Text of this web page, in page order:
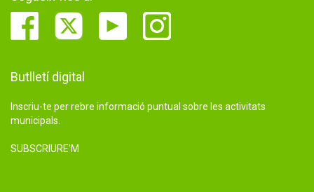
Butlletí digital
Inscriu-te per rebre informació puntual sobre les activitats
municipals.
SUBSCRIURE'M